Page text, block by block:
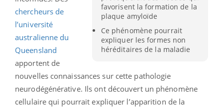
favorisent la formation de la
plaque amyloïde
Ce phénomène pourrait
expliquer les formes non
héréditaires de la maladie
chercheurs de
l’université
australienne du
Queensland
apportent de
nouvelles connaissances sur cette pathologie
neurodégénérative. Ils ont découvert un phénomène
cellulaire qui pourrait expliquer l’apparition de la